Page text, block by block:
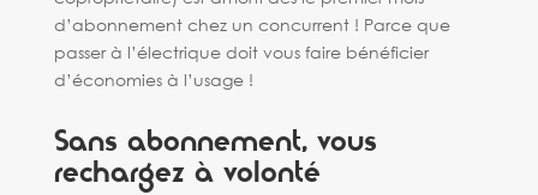
d’abonnement chez un concurrent ! Parce que
passer à l’électrique doit vous faire bénéficier
d’économies à l’usage !
Sans abonnement, vous
rechargez à volonté